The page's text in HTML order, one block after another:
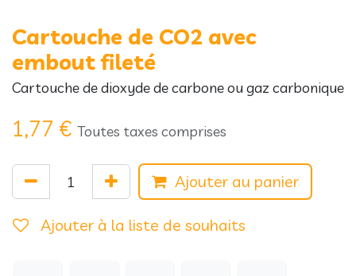
Cartouche de CO2 avec
embout fileté
Cartouche de dioxyde de carbone ou gaz carbonique
1,77 € Toutes taxes comprises
Ajouter au panier
Ajouter à la liste de souhaits